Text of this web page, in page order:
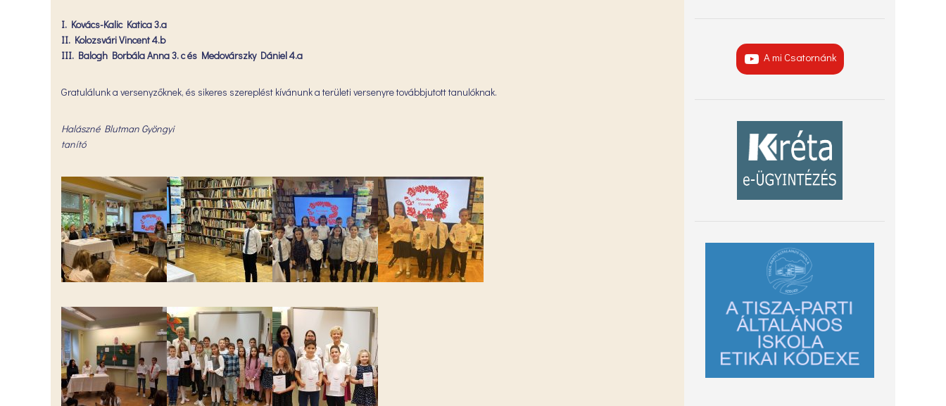
I. Kovács-Kalic Katica 3.a
II. Kolozsvári Vincent 4.b
III. Balogh Borbála Anna 3. c és Medovárszky Dániel 4.a
Gratulálunk a versenyzőknek, és sikeres szereplést kívánunk a területi versenyre továbbjutott tanulóknak.
Halászné Blutman Gyöngyi
tanító
A mi Csatornánk